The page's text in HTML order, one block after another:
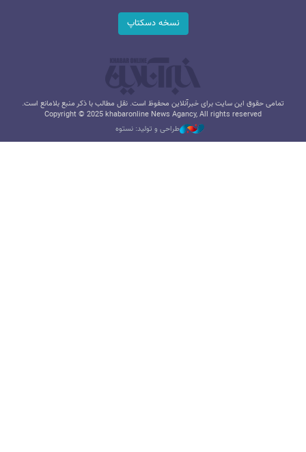
نسخه دسکتاپ
تمامی حقوق این سایت برای خبرآنلاین محفوظ است. نقل مطالب با ذکر منبع بلامانع است.
Copyright © 2025 khabaronline News Agancy, All rights reserved
طراحی و تولید: نستوه